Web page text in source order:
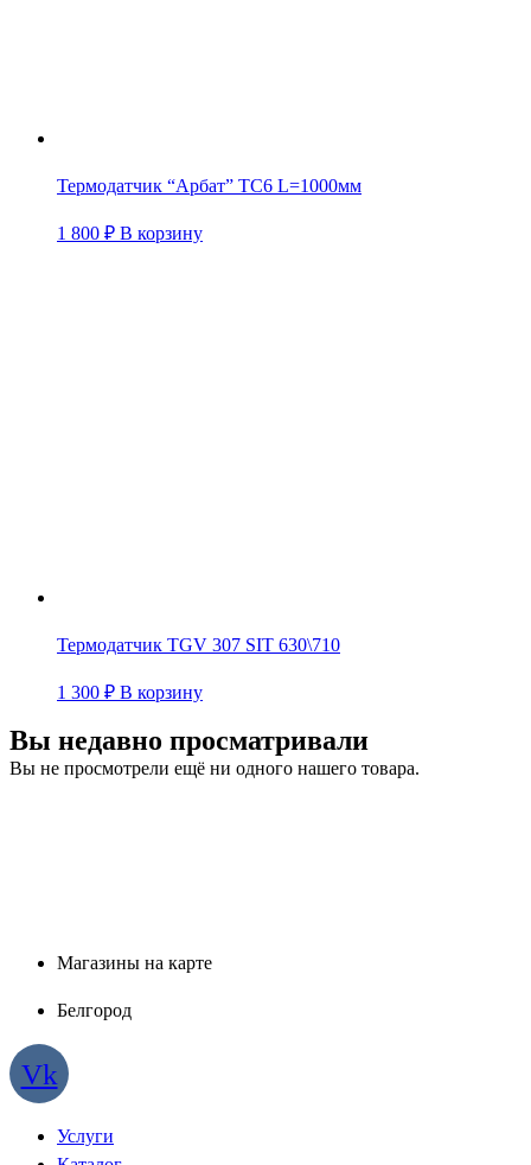
Термодатчик “Арбат” TC6 L=1000мм
1 800 ₽ В корзину
Термодатчик TGV 307 SIT 630\710
1 300 ₽ В корзину
Вы недавно просматривали
Вы не просмотрели ещё ни одного нашего товара.
Магазины на карте
Белгород
Vk
Услуги